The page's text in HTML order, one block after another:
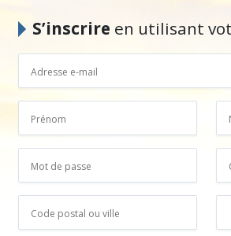
S’inscrire en utilisant